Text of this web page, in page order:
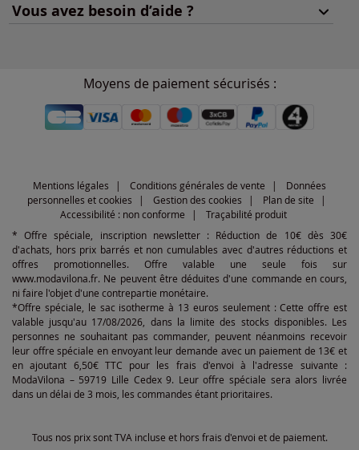
Vous avez besoin d’aide ?
Moyens de paiement sécurisés :
Mentions légales Conditions générales de vente
Données
personnelles et cookies
Gestion des cookies
Plan de site
Accessibilité : non conforme
Traçabilité produit
* Offre spéciale, inscription newsletter : Réduction de 10€ dès 30€
d'achats, hors prix barrés et non cumulables avec d'autres réductions et
offres promotionnelles. Offre valable une seule fois sur
www.modavilona.fr. Ne peuvent être déduites d'une commande en cours,
ni faire l'objet d'une contrepartie monétaire.
*Offre spéciale, le sac isotherme à 13 euros seulement : Cette offre est
valable jusqu'au 17/08/2026, dans la limite des stocks disponibles. Les
personnes ne souhaitant pas commander, peuvent néanmoins recevoir
leur offre spéciale en envoyant leur demande avec un paiement de 13€ et
en ajoutant 6,50€ TTC pour les frais d'envoi à l'adresse suivante :
ModaVilona – 59719 Lille Cedex 9. Leur offre spéciale sera alors livrée
dans un délai de 3 mois, les commandes étant prioritaires.
Tous nos prix sont TVA incluse et hors frais d'envoi et de paiement.